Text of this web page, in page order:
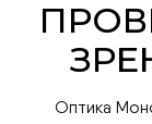
Оптика